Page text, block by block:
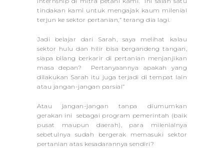
tindakan kami untuk mengajak kaum milenial
terjun ke sektor pertanian,” terang dia lagi.
Jadi belajar dari Sarah, saya melihat kalau
sektor hulu dan hilir bisa bergandeng tangan,
siapa bilang berkarir di pertanian menjanjikan
masa depan? Pertanyaannya apakah yang
dilakukan Sarah itu juga terjadi di tempat lain
atau jangan-jangan parsial”
Atau jangan-jangan tanpa diumumkan
gerakan ini sebagai program pemerintah (baik
pusat maupun daerah), para milenialnya
sebetulnya sudah bergerak memasuki sektor
pertanian atas kesadarannya sendiri?